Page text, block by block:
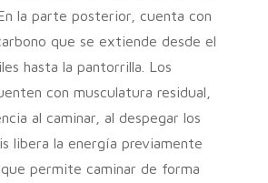
la parte posterior, cuenta con
que se extiende desde el
hasta la pantorrilla. Los
con musculatura residual,
al caminar, al despegar los
libera la energía previamente
que permite caminar de forma